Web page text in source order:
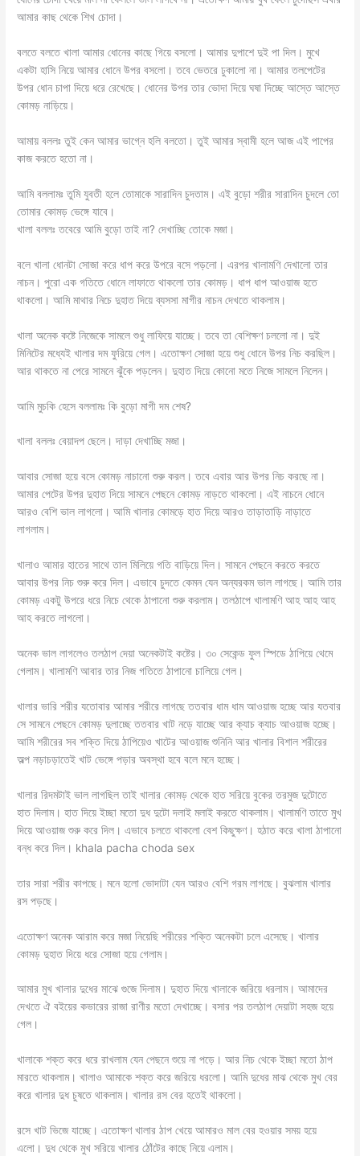
আমার কাছ থেকে শিখ চোদা।
বলতে বলতে খালা আমার ধোনের কাছে গিয়ে বসলো। আমার দুপাশে দুই পা দিল। মুখে
একটা হাসি নিয়ে আমার ধোনে উপর বসলো। তবে ভেতরে ঢুকালো না। আমার তলপেটের
উপর ধোন চাপা দিয়ে ধরে রেখেছে। ধোনের উপর তার ভোদা দিয়ে ঘষা দিচ্ছে আস্তে আস্তে
কোমড় নাড়িয়ে।
আমায় বললঃ তুই কেন আমার ভাগ্নে হলি বলতো। তুই আমার স্বামী হলে আজ এই পাপের
কাজ করতে হতো না।
আমি বললামঃ তুমি যুবতী হলে তোমাকে সারাদিন চুদতাম। এই বুড়ো শরীর সারাদিন চুদলে তো
তোমার কোমড় ভেঙ্গে যাবে।
খালা বললঃ তবেরে আমি বুড়ো তাই না? দেখাচ্ছি তোকে মজা।
বলে খালা ধোনটা সোজা করে ধাপ করে উপরে বসে পড়লো। এরপর খালামণি দেখালো তার
নাচন। পুরো এক গতিতে ধোনে লাফাতে থাকলো তার কোমড়। ধাপ ধাপ আওয়াজ হতে
থাকলো। আমি মাথার নিচে দুহাত দিয়ে ব্যসসা মাগীর নাচন দেখতে থাকলাম।
খালা অনেক কষ্টে নিজেকে সামলে শুধু লাফিয়ে যাচ্ছে। তবে তা বেশিক্ষণ চললো না। দুই
মিনিটের মধ্যেই খালার দম ফুরিয়ে গেল। এতোক্ষণ সোজা হয়ে শুধু ধোনে উপর নিচ করছিল।
আর থাকতে না পেরে সামনে ঝুঁকে পড়লেন। দুহাত দিয়ে কোনো মতে নিজে সামলে নিলেন।
আমি মুচকি হেসে বললামঃ কি বুড়ো মাগী দম শেষ?
খালা বললঃ বেয়াদপ ছেলে। দাড়া দেখাচ্ছি মজা।
আবার সোজা হয়ে বসে কোমড় নাচানো শুরু করল। তবে এবার আর উপর নিচ করছে না।
আমার পেটের উপর দুহাত দিয়ে সামনে পেছনে কোমড় নাড়তে থাকলো। এই নাচনে ধোনে
আরও বেশি ভাল লাগলো। আমি খালার কোমড়ে হাত দিয়ে আরও তাড়াতাড়ি নাড়াতে
লাগলাম।
খালাও আমার হাতের সাথে তাল মিলিয়ে গতি বাড়িয়ে দিল। সামনে পেছনে করতে করতে
আবার উপর নিচ শুরু করে দিল। এভাবে চুদতে কেমন যেন অন্যরকম ভাল লাগছে। আমি তার
কোমড় একটু উপরে ধরে নিচে থেকে ঠাপানো শুরু করলাম। তলঠাপে খালামণি আহ আহ আহ
আহ করতে লাগলো।
অনেক ভাল লাগলেও তলঠাপ দেয়া অনেকটাই কষ্টের। ৩০ সেকেন্ড ফুল স্পিডে ঠাপিয়ে থেমে
গেলাম। খালামণি আবার তার নিজ গতিতে ঠাপানো চালিয়ে গেল।
খালার ভারি শরীর যতোবার আমার শরীরে লাগছে ততবার ধাম ধাম আওয়াজ হচ্ছে আর যতবার
সে সামনে পেছনে কোমড় দুলাচ্ছে ততবার খাট নড়ে যাচ্ছে আর ক্যাচ ক্যাচ আওয়াজ হচ্ছে।
আমি শরীরের সব শক্তি দিয়ে ঠাপিয়েও খাটের আওয়াজ শুনিনি আর খালার বিশাল শরীরের
অল্প নড়াচড়াতেই খাট ভেঙ্গে পড়ার অবস্থা হবে বলে মনে হচ্ছে।
খালার রিদমটাই ভাল লাগছিল তাই খালার কোমড় থেকে হাত সরিয়ে বুকের তরমুজ দুটোতে
হাত দিলাম। হাত দিয়ে ইচ্ছা মতো দুধ দুটো দলাই মলাই করতে থাকলাম। খালামণি তাতে মুখ
দিয়ে আওয়াজ শুরু করে দিল। এভাবে চলতে থাকলো বেশ কিছুক্ষণ। হঠাত করে খালা ঠাপানো
বন্ধ করে দিল। khala pacha choda sex
তার সারা শরীর কাপছে। মনে হলো ভোদাটা যেন আরও বেশি গরম লাগছে। বুঝলাম খালার
রস পড়ছে।
এতোক্ষণ অনেক আরাম করে মজা নিয়েছি শরীরের শক্তি অনেকটা চলে এসেছে। খালার
কোমড় দুহাত দিয়ে ধরে সোজা হয়ে গেলাম।
আমার মুখ খালার দুধের মাঝে গুজে দিলাম। দুহাত দিয়ে খালাকে জরিয়ে ধরলাম। আমাদের
দেখতে ঐ বইয়ের কভারের রাজা রাণীর মতো দেখাচ্ছে। বসার পর তলঠাপ দেয়াটা সহজ হয়ে
গেল।
খালাকে শক্ত করে ধরে রাখলাম যেন পেছনে শুয়ে না পড়ে। আর নিচ থেকে ইচ্ছা মতো ঠাপ
মারতে থাকলাম। খালাও আমাকে শক্ত করে জরিয়ে ধরলো। আমি দুধের মাঝ থেকে মুখ বের
করে খালার দুধ চুষতে থাকলাম। খালার রস বের হতেই থাকলো।
রসে খাট ভিজে যাচ্ছে। এতোক্ষণ খালার ঠাপ খেয়ে আমারও মাল বের হওয়ার সময় হয়ে
এলো। দুধ থেকে মুখ সরিয়ে খালার ঠোঁটের কাছে নিয়ে এলাম।